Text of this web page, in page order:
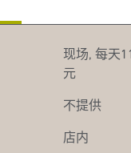
现场, 每天
元
不提供
店内